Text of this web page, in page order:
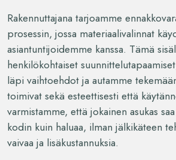
Rakennuttajana tarjoamme
prosessin, jossa materiaalivalinnat
asiantuntijoidemme kanssa. Tämä
henkilökohtaiset
läpi vaihtoehdot ja autamme
toimivat sekä esteettisesti että
varmistamme, että jokainen asukas
kodin kuin haluaa, ilman jälkikäteen
vaivaa ja lisäkustannuksia.